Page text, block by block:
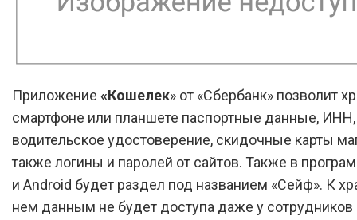
Приложение «Кошелек» от «Сбербанк» позволит
смартфоне или планшете паспортные данные,
водительское удостоверение, скидочные карты
также логины и паролей от сайтов. Также в
и Android будет раздел под названием «Сейф». К
нем данным не будет доступа даже у сотрудников